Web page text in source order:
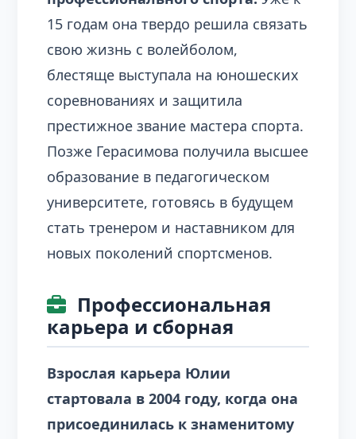
15 годам она твердо решила связать
свою жизнь с волейболом,
блестяще выступала на юношеских
соревнованиях и защитила
престижное звание мастера спорта.
Позже Герасимова получила высшее
образование в педагогическом
университете, готовясь в будущем
стать тренером и наставником для
новых поколений спортсменов.
Профессиональная
карьера и сборная
Взрослая карьера Юлии
стартовала в 2004 году, когда она
присоединилась к знаменитому